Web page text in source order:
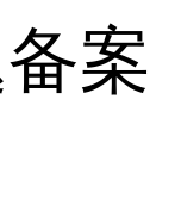
案